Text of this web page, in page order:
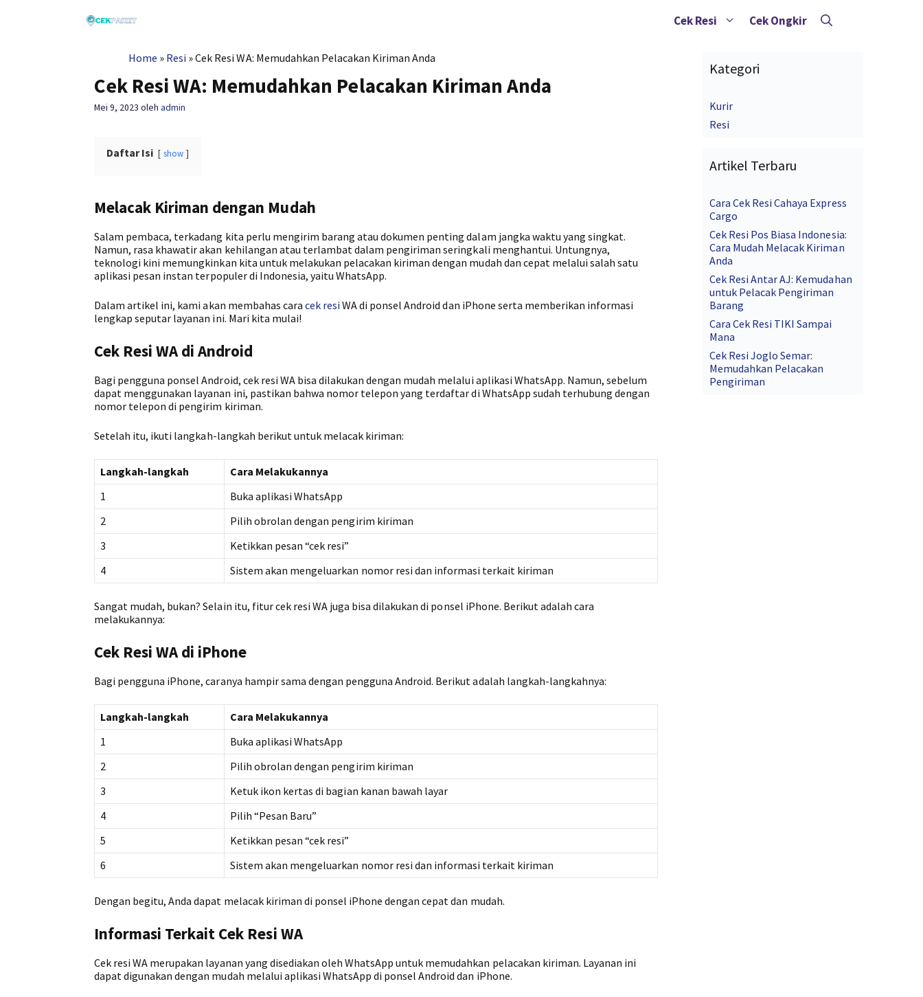
Cek Resi Cek Ongkir
Home » Resi »Cek Resi WA: Memudahkan Pelacakan Kiriman Anda
Cek Resi WA: Memudahkan Pelacakan Kiriman Anda
Mei 9, 2023 oleh admin
Daftar Isi show
Melacak Kiriman dengan Mudah
Salam pembaca, terkadang kita perlu mengirim barang atau dokumen penting dalam jangka waktu yang singkat.
Namun, rasa khawatir akan kehilangan atau terlambat dalam pengiriman seringkali menghantui. Untungnya,
teknologi kini memungkinkan kita untuk melakukan pelacakan kiriman dengan mudah dan cepat melalui salah satu
aplikasi pesan instan terpopuler di Indonesia, yaitu WhatsApp.
Dalam artikel ini, kami akan membahas cara cek resi WA di ponsel Android dan iPhone serta memberikan informasi
lengkap seputar layanan ini. Mari kita mulai!
Cek Resi WA di Android
Bagi pengguna ponsel Android, cek resi WA bisa dilakukan dengan mudah melalui aplikasi WhatsApp. Namun, sebelum
dapat menggunakan layanan ini, pastikan bahwa nomor telepon yang terdaftar di WhatsApp sudah terhubung dengan
nomor telepon di pengirim kiriman.
Setelah itu, ikuti langkah-langkah berikut untuk melacak kiriman:
Langkah-langkah
Cara Melakukannya
1
Buka aplikasi WhatsApp
2
Pilih obrolan dengan pengirim kiriman
3
Ketikkan pesan “cek resi”
4
Sistem akan mengeluarkan nomor resi dan informasi terkait kiriman
Sangat mudah, bukan? Selain itu, fitur cek resi WA juga bisa dilakukan di ponsel iPhone. Berikut adalah cara
melakukannya:
Cek Resi WA di iPhone
Bagi pengguna iPhone, caranya hampir sama dengan pengguna Android. Berikut adalah langkah-langkahnya:
Langkah-langkah
Cara Melakukannya
1
Buka aplikasi WhatsApp
2
Pilih obrolan dengan pengirim kiriman
3
Ketuk ikon kertas di bagian kanan bawah layar
4
Pilih “Pesan Baru”
5
Ketikkan pesan “cek resi”
6
Sistem akan mengeluarkan nomor resi dan informasi terkait kiriman
Dengan begitu, Anda dapat melacak kiriman di ponsel iPhone dengan cepat dan mudah.
Informasi Terkait Cek Resi WA
Cek resi WA merupakan layanan yang disediakan oleh WhatsApp untuk memudahkan pelacakan kiriman. Layanan ini
dapat digunakan dengan mudah melalui aplikasi WhatsApp di ponsel Android dan iPhone.
Kategori
Kurir
Resi
Artikel Terbaru
Cara Cek Resi Cahaya Express
Cargo
Cek Resi Pos Biasa Indonesia:
Cara Mudah Melacak Kiriman
Anda
Cek Resi Antar AJ: Kemudahan
untuk Pelacak Pengiriman
Barang
Cara Cek Resi TIKI Sampai
Mana
Cek Resi Joglo Semar:
Memudahkan Pelacakan
Pengiriman